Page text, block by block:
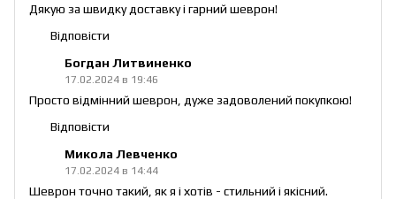
Дякую за швидку доставку і гарний шеврон!
Відповісти
Богдан Литвиненко
17.02.2024 в 19:46
Просто відмінний шеврон, дуже задоволений покупкою!
Відповісти
Микола Левченко
17.02.2024 в 14:44
Шеврон точно такий, як я і хотів - стильний і якісний.